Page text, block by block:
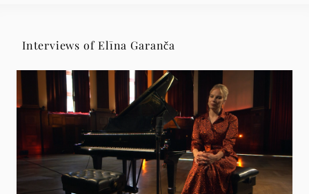
Interviews of Elīna Garanča